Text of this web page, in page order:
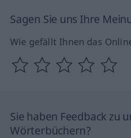
Sagen Sie uns Ihre
Wie gefällt Ihnen das
Sie haben Feedback zu
Wörterbüchern?